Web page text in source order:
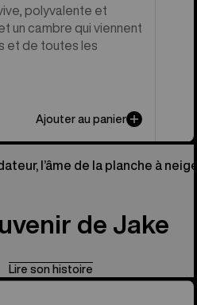
polyvalente et
un cambre qui viennent
et de toutes les
Ajouter au panier
l’âme de la planche à
de Jake
Lire son histoire